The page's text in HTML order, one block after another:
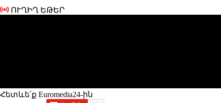
ՈՒՂԻՂ ԵԹԵՐ
Հետևե՛ք Euromedia24-ին